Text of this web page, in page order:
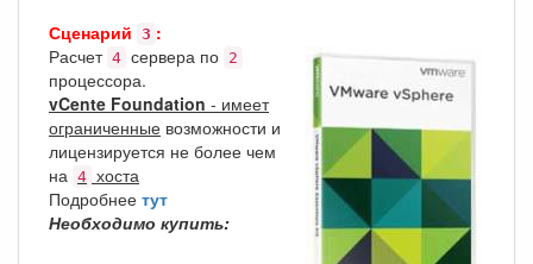
Сценарий 3 :
Расчет 4 сервера по 2
процессора.
vCente Foundation - имеет
ограниченные возможности и
лицензируется не более чем
на 4 хоста
Подробнее тут
Необходимо купить: